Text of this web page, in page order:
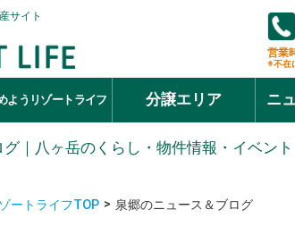
サイト
営業
※不在
ようリゾートライフ 分譲エリア ニ
｜八ヶ岳のくらし・物件情報・イベン
ートライフTOP 泉郷のニュース＆ブログ